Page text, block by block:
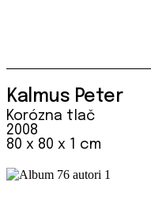
Kalmus Peter
Korózna tlač
2008
80 x 80 x 1 cm